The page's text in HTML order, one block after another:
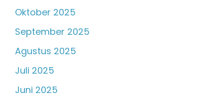
Oktober 2025
September 2025
Agustus 2025
Juli 2025
Juni 2025